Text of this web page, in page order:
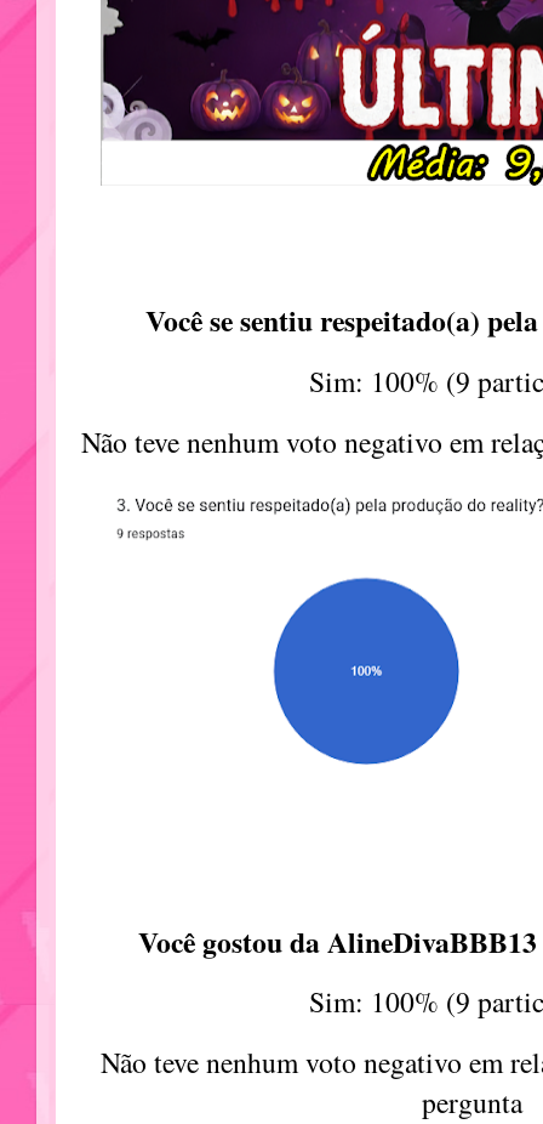
Você se sentiu respeitado(a)
Sim: 100% (9
Não teve nenhum voto negativo em
Você gostou da
Sim: 100% (9
Não teve nenhum voto negativo em
pergunta